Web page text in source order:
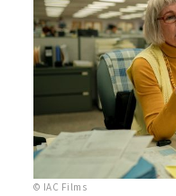
© IAC Films